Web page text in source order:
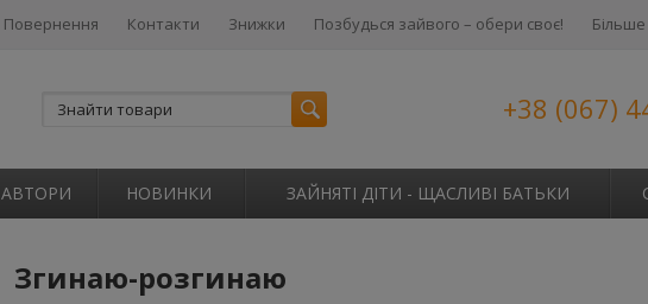
Повернення Контакти Знижки Позбудься зайвого – обери своє! Більше
+38 (067)
АВТОРИ НОВИНКИ ЗАЙНЯТІ ДІТИ - ЩАСЛИВІ БАТЬКИ
Згинаю-розгинаю